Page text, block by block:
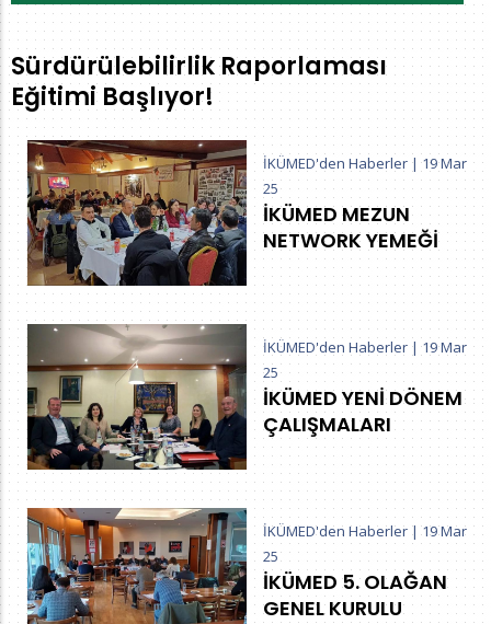
Sürdürülebilirlik Raporlaması
Eğitimi Başlıyor!
İKÜMED'den Haberler |19 Mar
25
İKÜMED MEZUN
NETWORK YEMEĞİ
İKÜMED'den Haberler |19 Mar
25
İKÜMED YENİ DÖNEM
ÇALIŞMALARI
İKÜMED'den Haberler |19 Mar
25
İKÜMED 5. OLAĞAN
GENEL KURULU